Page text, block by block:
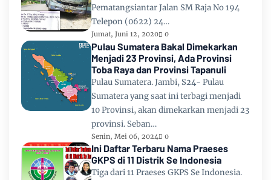
Pematangsiantar Jalan SM Raja No 194
Telepon (0622) 24…
Jumat, Juni 12, 2020 0
Pulau Sumatera Bakal Dimekarkan
Menjadi 23 Provinsi, Ada Provinsi
Toba Raya dan Provinsi Tapanuli
Pulau Sumatera. Jambi, S24- Pulau
Sumatera yang saat ini terbagi menjadi
10 Provinsi, akan dimekarkan menjadi 23
provinsi. Seban…
Senin, Mei 06, 2024 0
Ini Daftar Terbaru Nama Praeses
GKPS di 11 Distrik Se Indonesia
Tiga dari 11 Praeses GKPS Se Indonesia.